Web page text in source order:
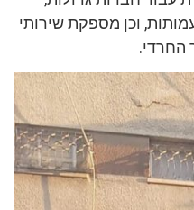
וכן מספקת שירותי
החרדי.